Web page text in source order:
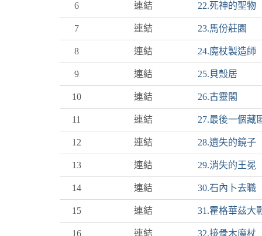
6 連結 22.死神的聖物
7 連結 23.馬份莊園
8 連結 24.魔杖製造師
9 連結 25.貝殼居
10 連結 26.古靈閣
11 連結 27.最後一個藏
12 連結 28.遺失的鏡子
13 連結 29.消失的王冕
14 連結 30.石內卜去職
15 連結 31.霍格華茲大
16 連結 32.接骨木魔杖